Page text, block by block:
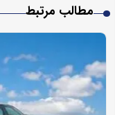
مطالب مرتبط